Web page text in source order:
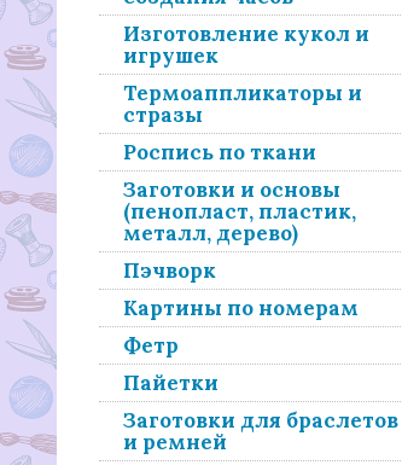
Изготовление кукол и
игрушек
Термоаппликаторы и
стразы
Роспись по ткани
Заготовки и основы
(пенопласт, пластик,
металл, дерево)
Пэчворк
Картины по номерам
Фетр
Пайетки
Заготовки для браслетов
и ремней